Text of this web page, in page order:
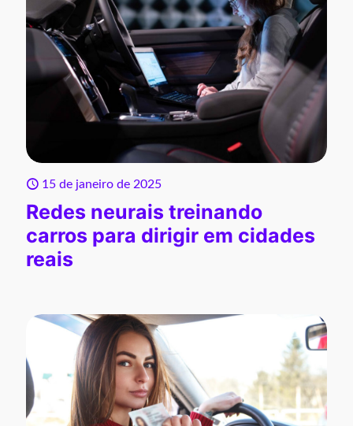
15 de janeiro de 2025
Redes neurais treinando
carros para dirigir em cidades
reais